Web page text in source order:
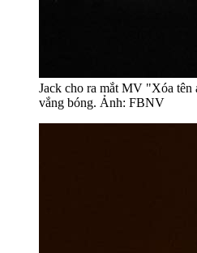
Jack cho ra mắt MV "Xóa tên
vắng bóng. Ảnh: FBNV